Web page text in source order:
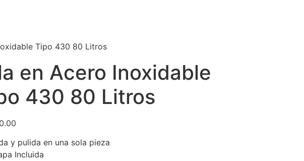
Tipo 430 80 Litros
en Acero Inoxidable
430 80 Litros
y pulida en una sola pieza
Incluida